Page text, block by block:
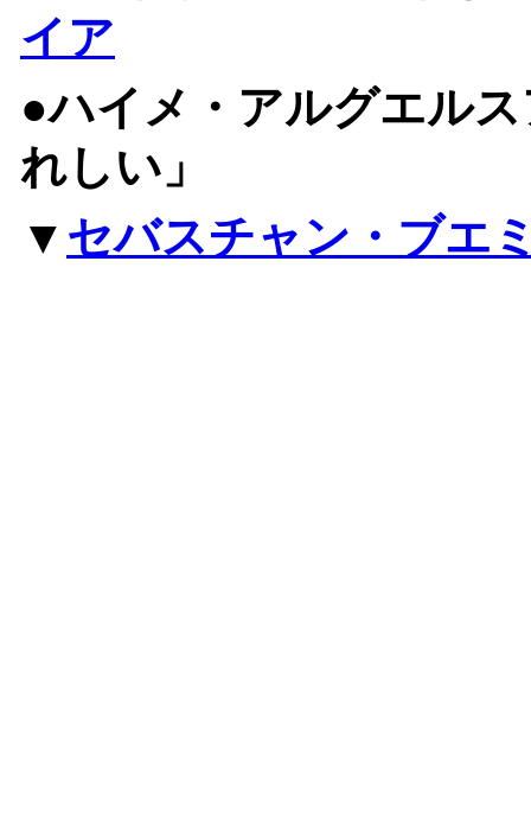
イア
●ハイメ・アルグエル
れしい」
▼ セバスチャン・ブエ